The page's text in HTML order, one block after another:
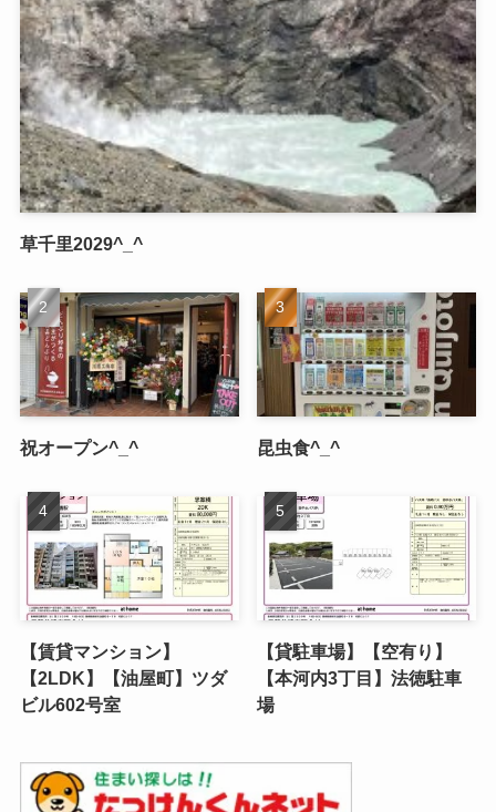
草千里2029^_^
祝オープン^_^ 昆虫食^_^
【賃貸マンション】
【2LDK】【油屋町】ツダ
ビル602号室
【貸駐車場】【空有り】
【本河内3丁目】法徳駐車
場